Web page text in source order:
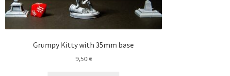
Grumpy Kitty with 35mm base
9,50€